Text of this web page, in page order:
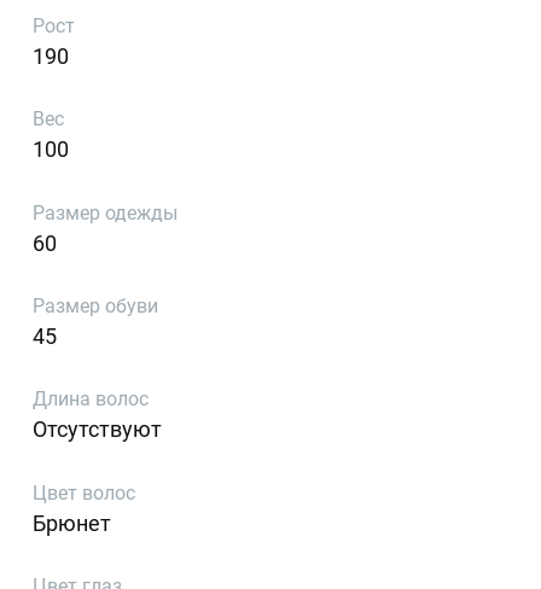
Рост
190
Вес
100
Размер одежды
60
Размер обуви
45
Длина волос
Отсутствуют
Цвет волос
Брюнет